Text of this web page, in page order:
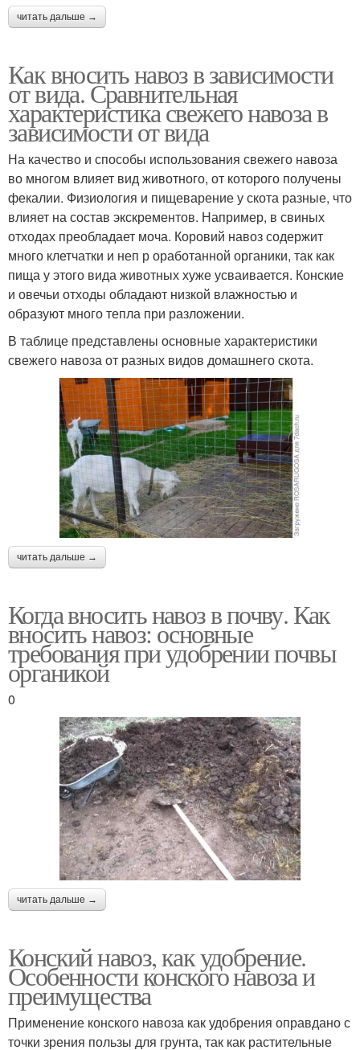
читать дальше →
Как вносить навоз в зависимости
от вида. Сравнительная
характеристика свежего навоза в
зависимости от вида
На качество и способы использования свежего навоза
во многом влияет вид животного, от которого получены
фекалии. Физиология и пищеварение у скота разные, что
влияет на состав экскрементов. Например, в свиных
отходах преобладает моча. Коровий навоз содержит
много клетчатки и неп р оработанной органики, так как
пища у этого вида животных хуже усваивается. Конские
и овечьи отходы обладают низкой влажностью и
образуют много тепла при разложении.
В таблице представлены основные характеристики
свежего навоза от разных видов домашнего скота.
читать дальше →
Когда вносить навоз в почву. Как
вносить навоз: основные
требования при удобрении почвы
органикой
0
читать дальше →
Конский навоз, как удобрение.
Особенности конского навоза и
преимущества
Применение конского навоза как удобрения оправдано с
точки зрения пользы для грунта, так как растительные